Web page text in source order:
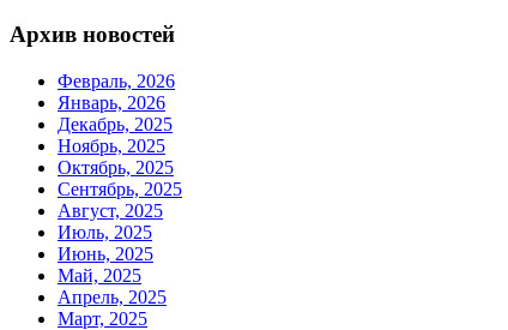
Архив новостей
Февраль, 2026
Январь, 2026
Декабрь, 2025
Ноябрь, 2025
Октябрь, 2025
Сентябрь, 2025
Август, 2025
Июль, 2025
Июнь, 2025
Май, 2025
Апрель, 2025
Март, 2025